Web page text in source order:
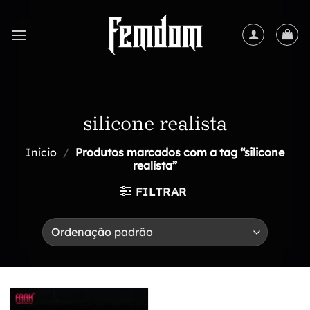
content
silicone realista
Início / Produtos marcados com a tag “silicone
realista”
FILTRAR